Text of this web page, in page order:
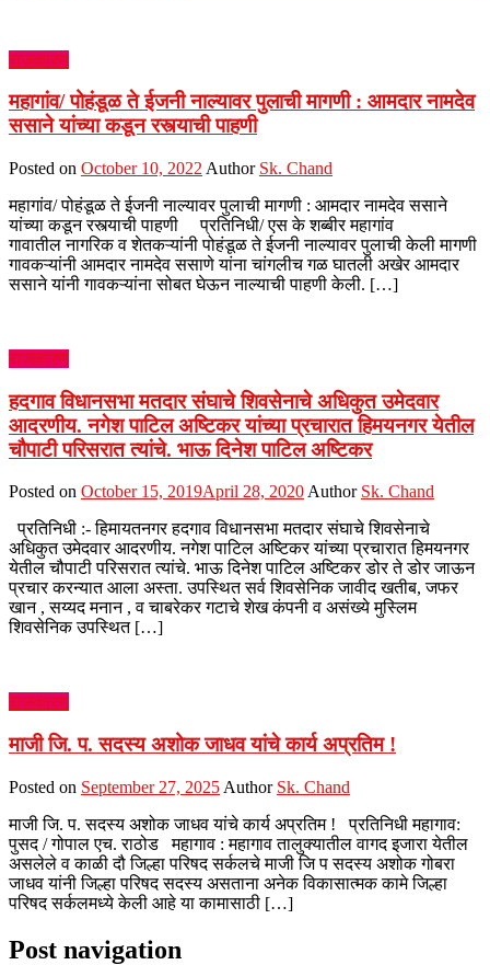
राजकारण
महागांव/ पोहंडूळ ते ईजनी नाल्यावर पुलाची मागणी : आमदार नामदेव
ससाने यांच्या कडून रस्त्याची पाहणी
Posted on October 10, 2022 Author Sk. Chand
महागांव/ पोहंडूळ ते ईजनी नाल्यावर पुलाची मागणी : आमदार नामदेव ससाने
यांच्या कडून रस्त्याची पाहणी प्रतिनिधी/ एस के शब्बीर महागांव
गावातील नागरिक व शेतकऱ्यांनी पोहंडूळ ते ईजनी नाल्यावर पुलाची केली मागणी
गावकऱ्यांनी आमदार नामदेव ससाणे यांना चांगलीच गळ घातली अखेर आमदार
ससाने यांनी गावकऱ्यांना सोबत घेऊन नाल्याची पाहणी केली. […]
राजकारण
हदगाव विधानसभा मतदार संघाचे शिवसेनाचे अधिकुत उमेदवार
आदरणीय. नगेश पाटिल अष्टिकर यांच्या प्रचारात हिमयनगर येतील
चौपाटी परिसरात त्यांचे. भाऊ दिनेश पाटिल अष्टिकर
Posted on October 15, 2019April 28, 2020Author Sk. Chand
प्रतिनिधी :- हिमायतनगर हदगाव विधानसभा मतदार संघाचे शिवसेनाचे
अधिकुत उमेदवार आदरणीय. नगेश पाटिल अष्टिकर यांच्या प्रचारात हिमयनगर
येतील चौपाटी परिसरात त्यांचे. भाऊ दिनेश पाटिल अष्टिकर डोर ते डोर जाऊन
प्रचार करन्यात आला अस्ता. उपस्थित सर्व शिवसेनिक जावीद खतीब, जफर
खान , सय्यद मनान , व चाबरेकर गटाचे शेख कंपनी व असंख्ये मुस्लिम
शिवसेनिक उपस्थित […]
राजकारण
माजी जि. प. सदस्य अशोक जाधव यांचे कार्य अप्रतिम !
Posted on September 27, 2025 Author Sk. Chand
माजी जि. प. सदस्य अशोक जाधव यांचे कार्य अप्रतिम ! प्रतिनिधी महागाव:
पुसद / गोपाल एच. राठोड महागाव : महागाव तालुक्यातील वागद इजारा येतील
असलेले व काळी दौ जिल्हा परिषद सर्कलचे माजी जि प सदस्य अशोक गोबरा
जाधव यांनी जिल्हा परिषद सदस्य असताना अनेक विकासात्मक कामे जिल्हा
परिषद सर्कलमध्ये केली आहे या कामासाठी […]
Post navigation